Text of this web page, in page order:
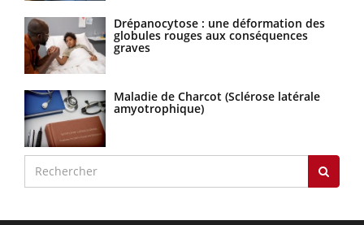
Drépanocytose : une déformation des
globules rouges aux conséquences
graves
Maladie de Charcot (Sclérose latérale
amyotrophique)